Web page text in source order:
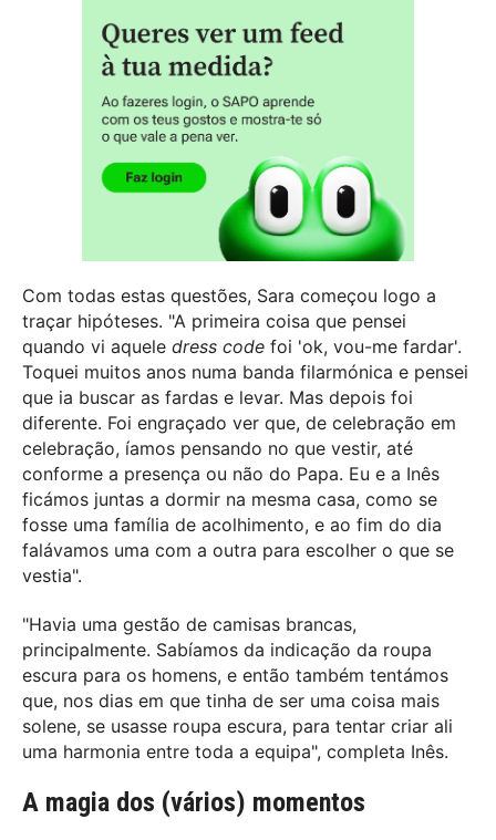
Com todas estas questões, Sara começou logo a
traçar hipóteses. "A primeira coisa que pensei
quando vi aquele dress code foi 'ok, vou-me fardar'.
Toquei muitos anos numa banda filarmónica e pensei
que ia buscar as fardas e levar. Mas depois foi
diferente. Foi engraçado ver que, de celebração em
celebração, íamos pensando no que vestir, até
conforme a presença ou não do Papa. Eu e a Inês
ficámos juntas a dormir na mesma casa, como se
fosse uma família de acolhimento, e ao fim do dia
falávamos uma com a outra para escolher o que se
vestia".
"Havia uma gestão de camisas brancas,
principalmente. Sabíamos da indicação da roupa
escura para os homens, e então também tentámos
que, nos dias em que tinha de ser uma coisa mais
solene, se usasse roupa escura, para tentar criar ali
uma harmonia entre toda a equipa", completa Inês.
A magia dos (vários) momentos